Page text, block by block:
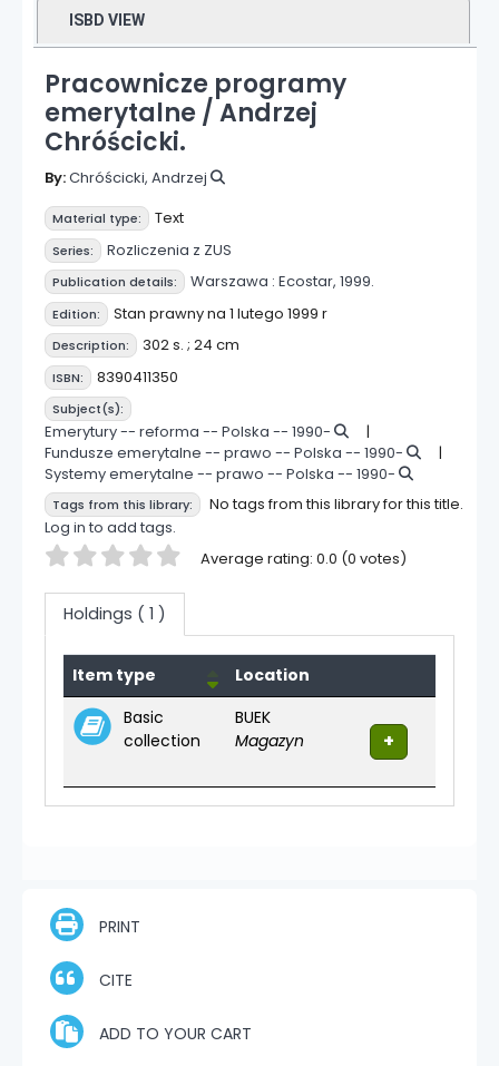
ISBD VIEW
Pracownicze programy
emerytalne / Andrzej
Chróścicki.
By:Chróścicki, Andrzej
Material type: Text
Series: Rozliczenia z ZUS
Publication details: Warszawa : Ecostar, 1999.
Edition: Stan prawny na 1 lutego 1999 r
Description: 302 s. ; 24 cm
ISBN: 8390411350
Subject(s):
Emerytury -- reforma -- Polska -- 1990-
Fundusze emerytalne -- prawo -- Polska -- 1990-
Systemy emerytalne -- prawo -- Polska -- 1990-
Tags from this library:
No tags from this library for this title.
Log in to add tags.
Star ratings Average rating: 0.0 (0 votes)
Holdings ( 1 )
Holdings
Item type
Location
Basic
collection
BUEK
Magazyn
PRINT
CITE
ADD TO YOUR CART